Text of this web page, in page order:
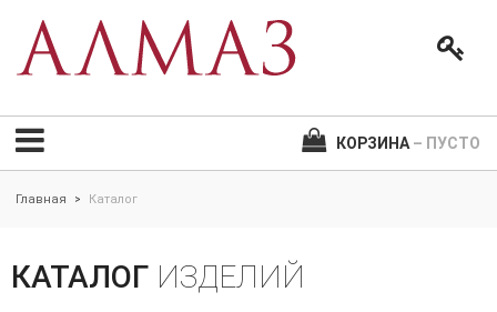
КОРЗИНА – ПУСТО
Главная > Каталог
КАТАЛОГ ИЗДЕЛИЙ